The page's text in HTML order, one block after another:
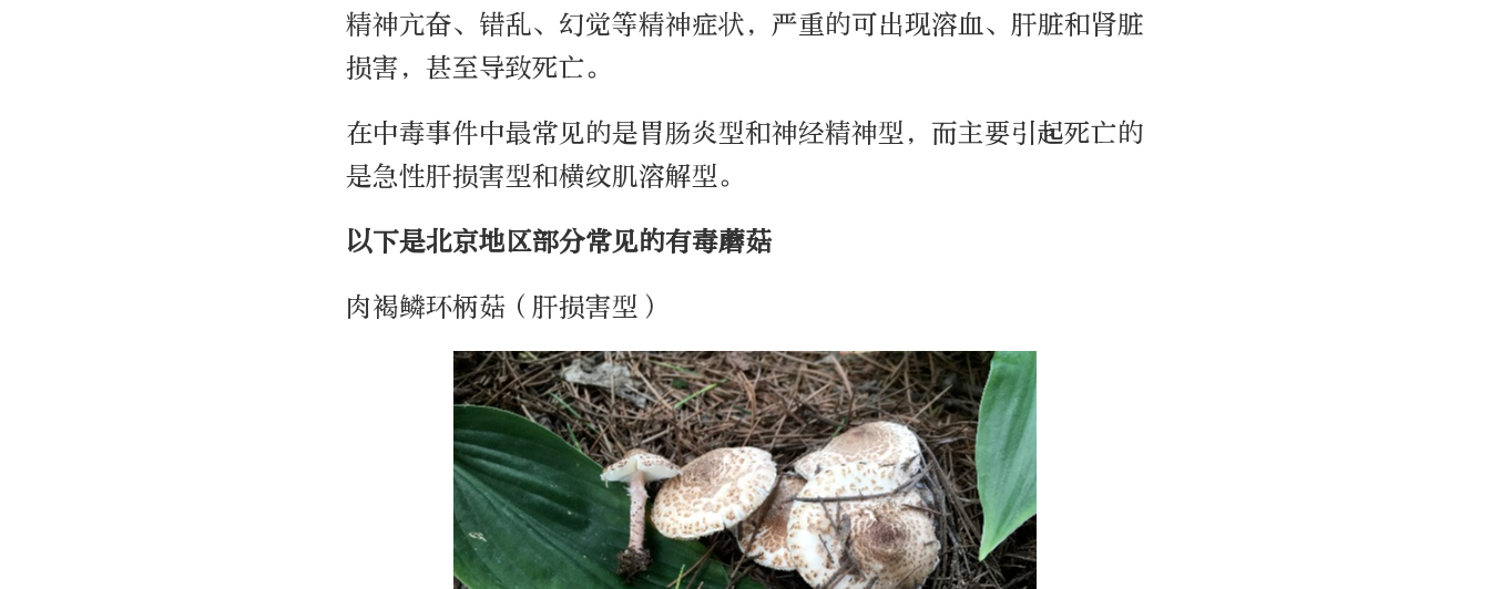
精神亢奋、错乱、幻觉等精神症状，严重的可出现溶血、肝脏和肾脏
损害，甚至导致死亡。
在中毒事件中最常见的是胃肠炎型和神经精神型，而主要引起死亡的
是急性肝损害型和横纹肌溶解型。
以下是北京地区部分常见的有毒蘑菇
肉褐鳞环柄菇（肝损害型）